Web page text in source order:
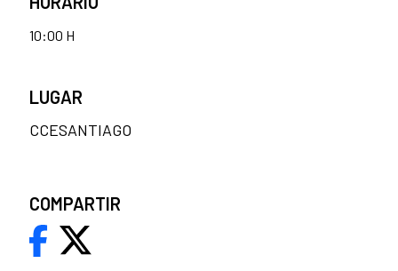
10:00 H
LUGAR
CCESANTIAGO
COMPARTIR